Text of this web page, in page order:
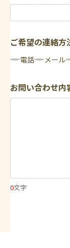
ご希望の連絡方
電話 メール
お問い合わせ内
0文字